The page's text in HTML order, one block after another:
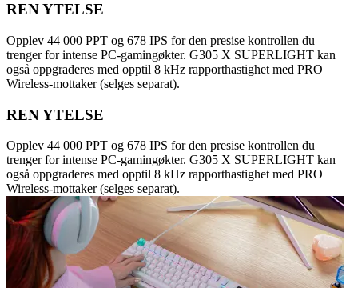
REN YTELSE
Opplev 44 000 PPT og 678 IPS for den presise kontrollen du
trenger for intense PC-gamingøkter. G305 X SUPERLIGHT kan
også oppgraderes med opptil 8 kHz rapporthastighet med PRO
Wireless-mottaker (selges separat).
REN YTELSE
Opplev 44 000 PPT og 678 IPS for den presise kontrollen du
trenger for intense PC-gamingøkter. G305 X SUPERLIGHT kan
også oppgraderes med opptil 8 kHz rapporthastighet med PRO
Wireless-mottaker (selges separat).